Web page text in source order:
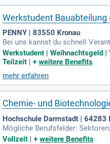
Werkstudent
PENNY | 83550 Kronau
Bei uns kannst du schnell
Werkstudent | Weihnachtsgeld
Teilzeit |+weitere Benefits
mehr erfahren
Chemie- und
Hochschule Darmstadt | 64283
Mögliche Berufsfelder:
Anwendungstechnik
Vollzeit |+weitere Benefits